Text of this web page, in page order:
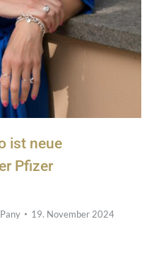
ist neue
Pfizer
19. November 2024